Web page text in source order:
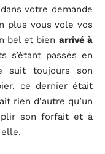
votre demande
plus vous vole vos
bel et bien arrivé à
s’étant passés en
suit toujours son
ce dernier était
rien d’autre qu’un
son forfait et à